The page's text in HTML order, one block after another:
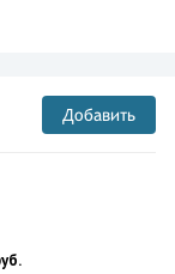
Добавить